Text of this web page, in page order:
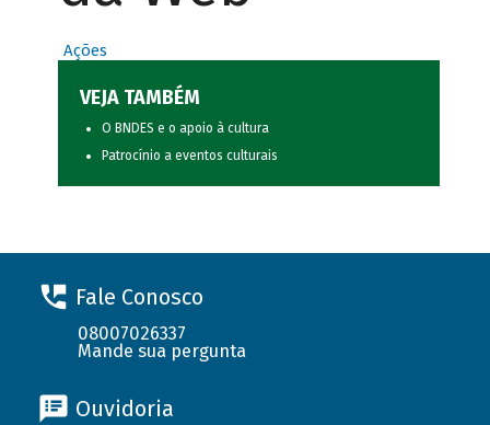
Ações
VEJA TAMBÉM
O BNDES e o apoio à cultura
Patrocínio a eventos culturais
Fale Conosco
08007026337
Mande sua pergunta
Ouvidoria